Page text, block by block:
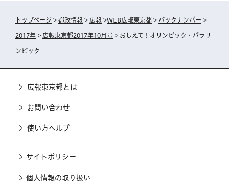
トップページ > 都政情報 > 広報 >WEB広報東京都 > バックナンバー >
2017年 > 広報東京都2017年10月号 > おしえて！オリンピック・パラリ
ンピック
広報東京都とは
お問い合わせ
使い方ヘルプ
サイトポリシー
個人情報の取り扱い